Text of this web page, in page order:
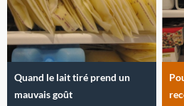
Quand le lait tiré prend un
mauvais goût